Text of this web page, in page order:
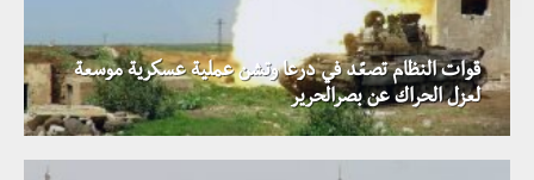
قوات النظام تصعّد في درعا وتشن عملية عسكرية موسعة
لعزل الحراك عن بصرالحرير